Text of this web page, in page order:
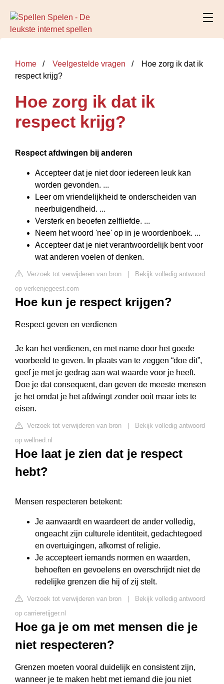
Home Veelgestelde vragen
Hoe zorg ik dat ik
respect krijg?
Hoe zorg ik dat ik
respect krijg?
Respect afdwingen bij anderen
Accepteer dat je niet door iedereen leuk kan
worden gevonden. ...
Leer om vriendelijkheid te onderscheiden van
neerbuigendheid. ...
Versterk en beoefen zelfliefde. ...
Neem het woord 'nee' op in je woordenboek. ...
Accepteer dat je niet verantwoordelijk bent voor
wat anderen voelen of denken.
Verzoek tot verwijderen van bron
Bekijk volledig antwoord
op verkenjegeest.com
Hoe kun je respect krijgen?
Respect geven en verdienen
Je kan het verdienen, en met name door het goede
voorbeeld te geven. In plaats van te zeggen “doe dit”,
geef je met je gedrag aan wat waarde voor je heeft.
Doe je dat consequent, dan geven de meeste mensen
je het omdat je het afdwingt zonder ooit maar iets te
eisen.
Verzoek tot verwijderen van bron
Bekijk volledig antwoord
op wellned.nl
Hoe laat je zien dat je respect
hebt?
Mensen respecteren betekent:
Je aanvaardt en waardeert de ander volledig,
ongeacht zijn culturele identiteit, gedachtegoed
en overtuigingen, afkomst of religie.
Je accepteert iemands normen en waarden,
behoeften en gevoelens en overschrijdt niet de
redelijke grenzen die hij of zij stelt.
Verzoek tot verwijderen van bron
Bekijk volledig antwoord
op carrieretijger.nl
Hoe ga je om met mensen die je
niet respecteren?
Grenzen moeten vooral duidelijk en consistent zijn,
wanneer je te maken hebt met iemand die jou niet